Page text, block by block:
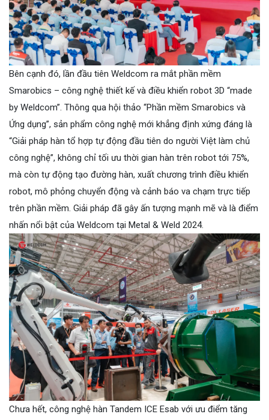
Bên cạnh đó, lần đầu tiên Weldcom ra mắt phần mềm
Smarobics – công nghệ thiết kế và điều khiển robot 3D “made
by Weldcom”. Thông qua hội thảo “Phần mềm Smarobics và
Ứng dụng”, sản phẩm công nghệ mới khẳng định xứng đáng là
“Giải pháp hàn tổ hợp tự động đầu tiên do người Việt làm chủ
công nghệ”, không chỉ tối ưu thời gian hàn trên robot tới 75%,
mà còn tự động tạo đường hàn, xuất chương trình điều khiển
robot, mô phỏng chuyển động và cảnh báo va chạm trực tiếp
trên phần mềm. Giải pháp đã gây ấn tượng mạnh mẽ và là điểm
nhấn nổi bật của Weldcom tại Metal & Weld 2024.
Chưa hết, công nghệ hàn Tandem ICE Esab với ưu điểm tăng